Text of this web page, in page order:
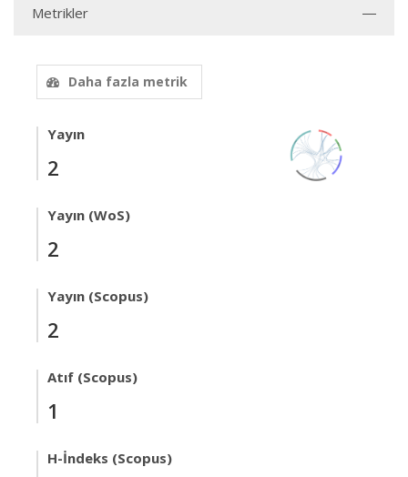
Metrikler
Daha fazla metrik
Yayın
2
Yayın (WoS)
2
Yayın (Scopus)
2
Atıf (Scopus)
1
H-İndeks (Scopus)